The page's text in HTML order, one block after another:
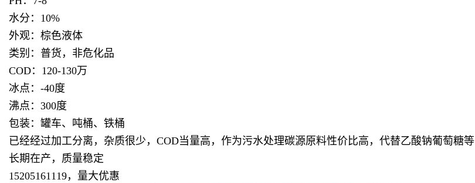
水分：10%
外观：棕色液体
类别：普货，非危化品
COD：120-130万
冰点：-40度
沸点：300度
包装：罐车、吨桶、铁桶
已经经过加工分离，杂质很少，COD当量高，作为污水处理碳源原料性价比高，代替乙酸钠葡萄糖等
长期在产，质量稳定
15205161119，量大优惠